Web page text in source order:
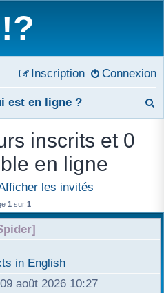
Connexion
Inscription
est en ligne ?
h
inscrits et 0
en ligne
les invités
1 sur 1
in English
août 2026 10:27